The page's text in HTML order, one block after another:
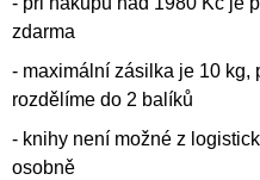
zdarma
- maximální zásilka je 10 kg,
rozdělíme do 2 balíků
- knihy není možné z
osobně
T
?